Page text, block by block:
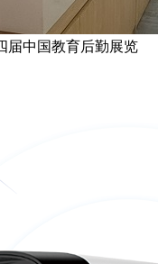
届中国教育后勤展览